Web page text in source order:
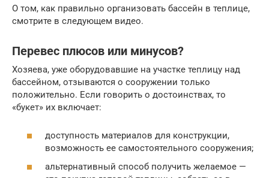
О том, как правильно организовать бассейн в теплице,
смотрите в следующем видео.
Перевес плюсов или минусов?
Хозяева, уже оборудовавшие на участке теплицу над
бассейном, отзываются о сооружении только
положительно. Если говорить о достоинствах, то
«букет» их включает:
доступность материалов для конструкции,
возможность ее самостоятельного сооружения;
альтернативный способ получить желаемое —